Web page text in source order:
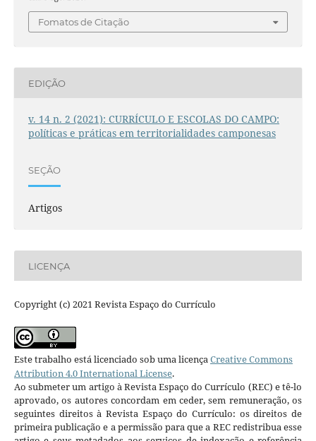
Fomatos de Citação
EDIÇÃO
v. 14 n. 2 (2021): CURRÍCULO E ESCOLAS DO CAMPO:
políticas e práticas em territorialidades camponesas
SEÇÃO
Artigos
LICENÇA
Copyright (c) 2021 Revista Espaço do Currículo
Este trabalho está licenciado sob uma licença Creative Commons
Attribution 4.0 International License.
Ao submeter um artigo à Revista Espaço do Currículo (REC) e tê-lo
aprovado, os autores concordam em ceder, sem remuneração, os
seguintes direitos à Revista Espaço do Currículo: os direitos de
primeira publicação e a permissão para que a REC redistribua esse